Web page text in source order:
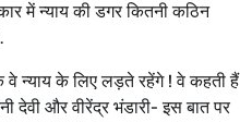
में न्याय की डगर कितनी कठिन
वे न्याय के लिए लड़ते रहेंगे ! वे कहती हैं
देवी और वीरेंद्र भंडारी- इस बात पर